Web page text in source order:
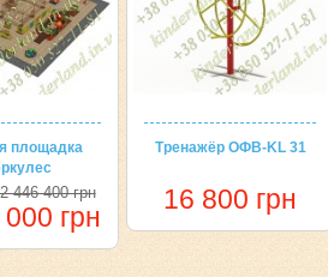
площадка
2 446 400 грн
грн
Тренажёр ОФВ-KL 31
16 800 грн